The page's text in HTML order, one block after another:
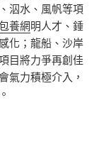
泅水、風帆等項
養網明人才、錘
化；龍船、沙岸
目將力爭再創佳
氣力積極介入，